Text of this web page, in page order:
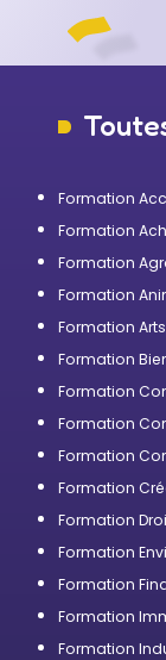
Formation
Formation
Formation
Formation
Formation Arts
Formation
Formation
Formation
Formation
Formation
Formation
Formation
Formation
Formation
Formation